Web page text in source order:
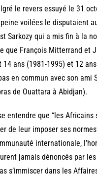
le revers essuyé le 31
voilées le disputaient
Sarkozy qui a mis fin à la
que François Mitterrand et
ans (1981-1995) et 12
en commun avec son ami
de Ouattara à Abidjan).
entendre que “les
de leur imposer ses
internationale,
jamais dénoncés par
s’immiscer dans les